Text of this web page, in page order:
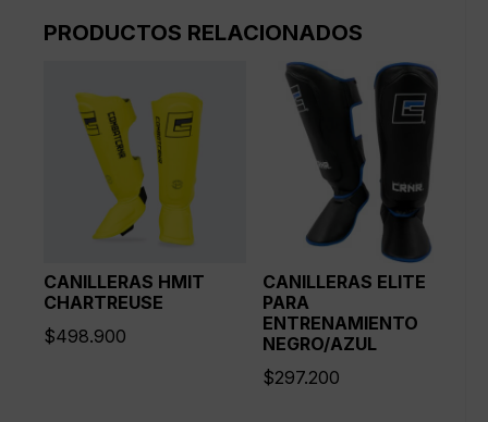
PRODUCTOS RELACIONADOS
CANILLERAS HMIT
CHARTREUSE
$498.900
CANILLERAS ELITE
PARA
ENTRENAMIENTO
NEGRO/AZUL
$297.200